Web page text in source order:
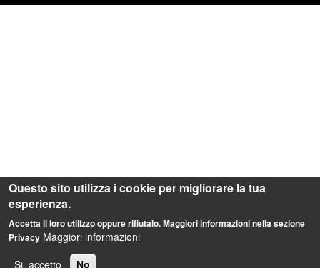
Questo sito utilizza i cookie per migliorare la tua
esperienza.
Accetta il loro utilizzo oppure rifiutalo. Maggiori informazioni nella sezione
Privacy Maggiori informazioni
Si, accetto
No